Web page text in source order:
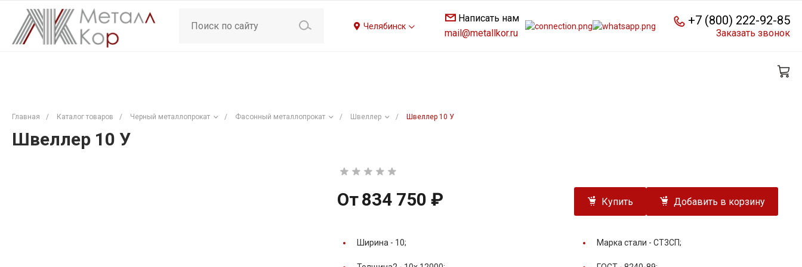
Челябинск
Написать нам
mail@metallkor.ru
+7 (800) 222-92-85
Заказать звонок
Главная / Каталог товаров / Черный металлопрокат / Фасонный металлопрокат / Швеллер / Швеллер 10 У
Швеллер 10 У
От834 750 ₽ Купить Добавить в корзину
Ширина - 10; Марка стали - СТ3СП;